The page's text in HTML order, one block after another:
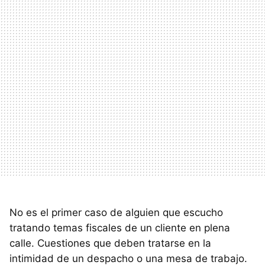
No es el primer caso de alguien que escucho
tratando temas fiscales de un cliente en plena
calle. Cuestiones que deben tratarse en la
intimidad de un despacho o una mesa de trabajo.